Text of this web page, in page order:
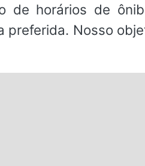
de horários de
Nosso